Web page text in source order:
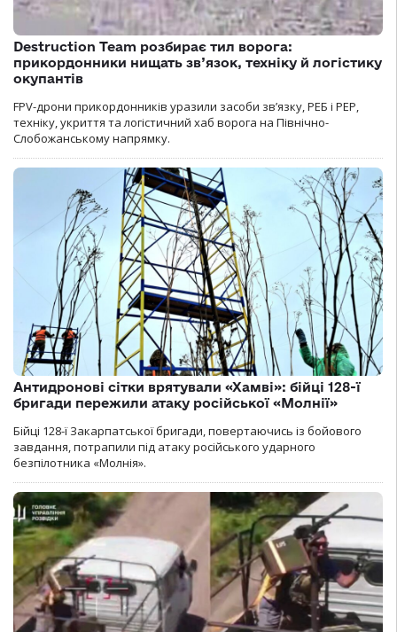
Destruction Team розбирає тил ворога:
прикордонники нищать зв’язок, техніку й логістику
окупантів
FPV-дрони прикордонників уразили засоби зв’язку, РЕБ і РЕР,
техніку, укриття та логістичний хаб ворога на Північно-
Слобожанському напрямку.
Антидронові сітки врятували «Хамві»: бійці 128-ї
бригади пережили атаку російської «Молнії»
Бійці 128-ї Закарпатської бригади, повертаючись із бойового
завдання, потрапили під атаку російського ударного
безпілотника «Молнія».